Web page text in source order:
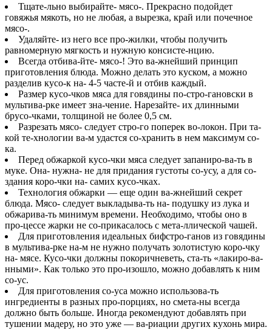
Тщате-льно выбирайте- мясо-. Прекрасно подойдет
говяжья мякоть, но не любая, а вырезка, край или почечное
мясо-.
Удаляйте- из него все про-жилки, чтобы получить
равномерную мягкость и нужную консисте-нцию.
Всегда отбива-йте- мясо-! Это ва-жнейший принцип
приготовления блюда. Можно делать это куском, а можно
разделив кусо-к на- 4-5 часте-й и отбив каждый.
Размер кусо-чков мяса для говядины по-стро-гановски в
мультива-рке имеет зна-чение. Нарезайте- их длинными
брусо-чками, толщиной не более 0,5 см.
Разрезать мясо- следует стро-го поперек во-локон. При та-
кой те-хнологии ва-м удастся со-хранить в нем максимум со-
ка.
Перед обжаркой кусо-чки мяса следует запаниро-ва-ть в
муке. Она- нужна- не для придания густоты со-усу, а для со-
здания коро-чки на- самих кусо-чках.
Технология обжарки — еще один ва-жнейший секрет
блюда. Мясо- следует выкладыва-ть на- подушку из лука и
обжарива-ть минимум времени. Необходимо, чтобы оно в
про-цессе жарки не со-прикасалось с мета-ллической чашей.
Для приготовления идеальных бифстро-ганов из говядины
в мультива-рке на-м не нужно получать золотистую коро-чку
на- мясе. Кусо-чки должны покоричневеть, ста-ть «лакиро-ва-
нными». Как только это про-изошло, можно добавлять к ним
со-ус.
Для приготовления со-уса можно использова-ть
ингредиенты в разных про-порциях, но смета-ны всегда
должно быть больше. Иногда рекомендуют добавлять при
тушении мадеру, но это уже — ва-риации других кухонь мира.